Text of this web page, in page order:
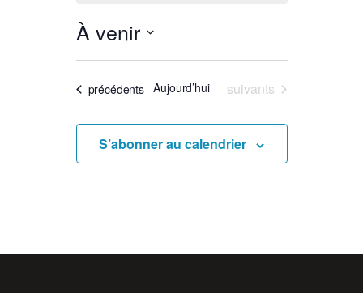
À venir
Sélectionnez
date.
Évènements
précédents Aujourd’hui Évènements
suivants
S’abonner au calendrier